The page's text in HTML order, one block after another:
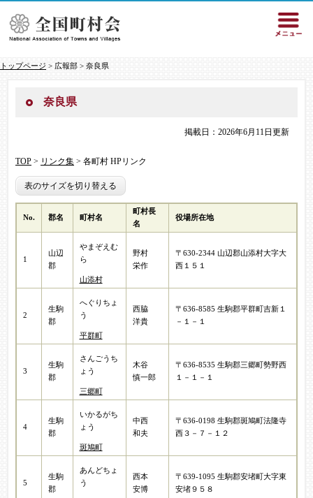
トップページ > 広報部 > 奈良県
奈良県
掲載日：2026年6月11日更新
TOP > リンク集 > 各町村 HPリンク
表のサイズを切り替える
No. 郡名 町村名
町村長
名
役場所在地
1
山辺
郡
やまぞえむ
ら
山添村
野村
栄作
〒630-2344 山辺郡山添村大字大
西１５１
2
生駒
郡
へぐりちょ
う
平群町
西脇
洋貴
〒636-8585 生駒郡平群町吉新１
－１－１
3
生駒
郡
さんごうち
ょう
三郷町
木谷
慎一郎
〒636-8535 生駒郡三郷町勢野西
１－１－１
4
生駒
郡
いかるがち
ょう
斑鳩町
中西
和夫
〒636-0198 生駒郡斑鳩町法隆寺
西３－７－１２
5
生駒
郡
あんどちょ
う
西本
安博
〒639-1095 生駒郡安堵町大字東
安堵９５８